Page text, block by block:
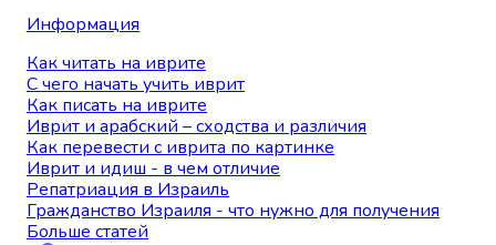
Информация
Как читать на иврите
С чего начать учить иврит
Как писать на иврите
Иврит и арабский – сходства и различия
Как перевести с иврита по картинке
Иврит и идиш - в чем отличие
Репатриация в Израиль
Гражданство Израиля - что нужно для получения
Больше статей